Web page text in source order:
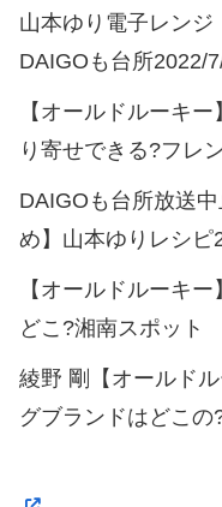
山本ゆり電子レンジ
DAIGOも台所2022/
【オールドルーキ
り寄せできる?フレ
DAIGOも台所放送
め】山本ゆりレシピ
【オールドルーキ
どこ?湘南スポット
綾野 剛【オールド
グブランドはどこの